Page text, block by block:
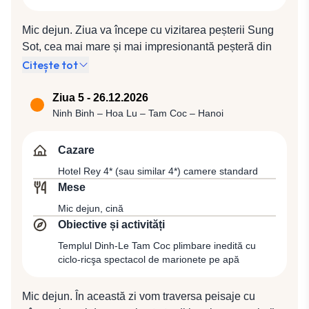
relaxare pe plaja sa în formă de semilună, scăldată de
ape turcoaz. Cină specială și cazare la bordul vasului
de croazieră Victory Star (sau similar).
Mic dejun. Ziua va începe cu vizitarea peșterii Sung
Sot, cea mai mare și mai impresionantă peșteră din
Golful Halong. După dejun, întoarcere în port şi
Fluviului Roșu, la o distanță de 70 km față de Hanoi, o
zonă a Vietnamului considerată a fi una dintre cele
temple istorice. Datorită peisajului extrem de verde
cunoscută popular sub denumirea de „Golful Sec
Halong”. Cină la un restaurant local. Cazare în Ninh
Binh la Hotel Ninh Binh Legend 4* (sau similar 4*)
camere superioare.
Citește tot
Ziua 5 - 26.12.2026
Ninh Binh – Hoa Lu – Tam Coc – Hanoi
Cazare
Hotel Rey 4* (sau similar 4*) camere standard
Mese
Mic dejun, cină
Obiective și activități
Templul Dinh-Le Tam Coc plimbare inedită cu
ciclo-ricşa spectacol de marionete pe apă
Mic dejun. În această zi vom traversa peisaje cu